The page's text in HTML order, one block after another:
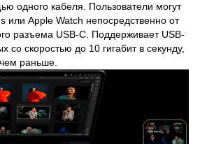
одного кабеля. Пользователи могут
или Apple Watch непосредственно от
разъема USB-C. Поддерживает USB-
со скоростью до 10 гигабит в секунду,
раньше.